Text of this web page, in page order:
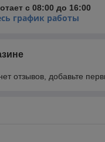
с 08:00 до 16:00
график работы
отзывов, добавьте